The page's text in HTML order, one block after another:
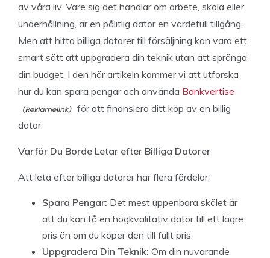
av våra liv. Vare sig det handlar om arbete, skola eller
underhållning, är en pålitlig dator en värdefull tillgång.
Men att hitta billiga datorer till försäljning kan vara ett
smart sätt att uppgradera din teknik utan att spränga
din budget. I den här artikeln kommer vi att utforska
hur du kan spara pengar och använda Bankvertise
för att finansiera ditt köp av en billig
dator.
Varför Du Borde Letar efter Billiga Datorer
Att leta efter billiga datorer har flera fördelar:
Spara Pengar: Det mest uppenbara skälet är
att du kan få en högkvalitativ dator till ett lägre
pris än om du köper den till fullt pris.
Uppgradera Din Teknik: Om din nuvarande